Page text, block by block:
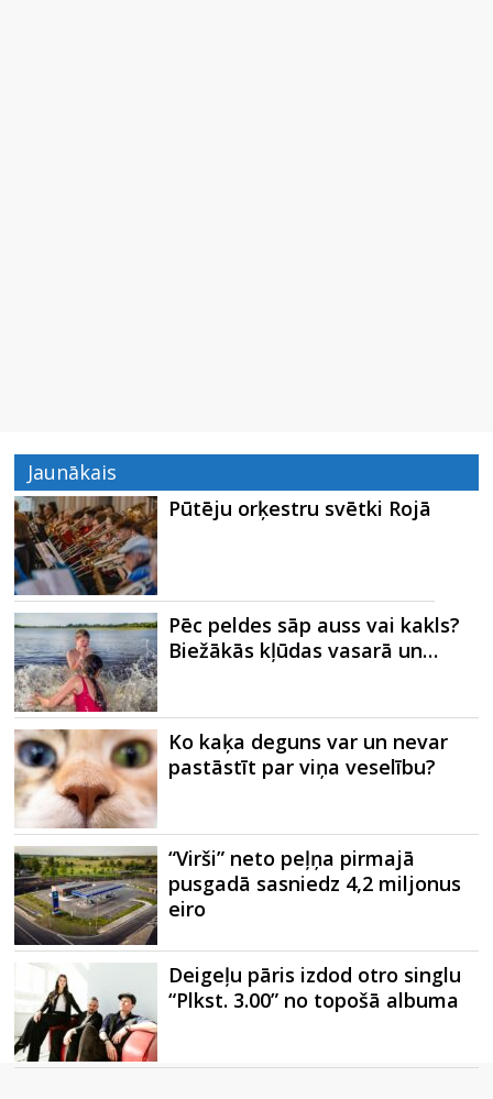
Jaunākais
Pūtēju orķestru svētki Rojā
Pēc peldes sāp auss vai kakls?
Biežākās kļūdas vasarā un…
Ko kaķa deguns var un nevar
pastāstīt par viņa veselību?
“Virši” neto peļņa pirmajā
pusgadā sasniedz 4,2 miljonus
eiro
Deigeļu pāris izdod otro singlu
“Plkst. 3.00” no topošā albuma